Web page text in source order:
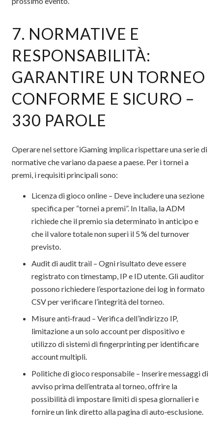
7. NORMATIVE E
RESPONSABILITÀ:
GARANTIRE UN TORNEO
CONFORME E SICURO –
330 PAROLE
Operare nel settore iGaming implica rispettare una serie di
normative che variano da paese a paese. Per i tornei a
premi, i requisiti principali sono:
Licenza di gioco online – Deve includere una sezione
specifica per “tornei a premi”. In Italia, la ADM
richiede che il premio sia determinato in anticipo e
che il valore totale non superi il 5 % del turnover
previsto.
Audit di audit trail – Ogni risultato deve essere
registrato con timestamp, IP e ID utente. Gli auditor
possono richiedere l’esportazione dei log in formato
CSV per verificare l’integrità del torneo.
Misure anti‑fraud – Verifica dell’indirizzo IP,
limitazione a un solo account per dispositivo e
utilizzo di sistemi di fingerprinting per identificare
account multipli.
Politiche di gioco responsabile – Inserire messaggi di
avviso prima dell’entrata al torneo, offrire la
possibilità di impostare limiti di spesa giornalieri e
fornire un link diretto alla pagina di auto‑esclusione.